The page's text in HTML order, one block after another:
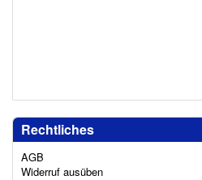
Rechtliches
AGB
Widerruf ausüben